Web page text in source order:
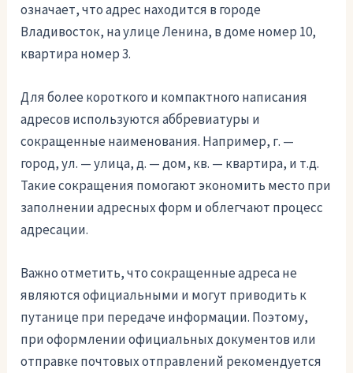
означает, что адрес находится в городе
Владивосток, на улице Ленина, в доме номер 10,
квартира номер 3.
Для более короткого и компактного написания
адресов используются аббревиатуры и
сокращенные наименования. Например, г. —
город, ул. — улица, д. — дом, кв. — квартира, и т.д.
Такие сокращения помогают экономить место при
заполнении адресных форм и облегчают процесс
адресации.
Важно отметить, что сокращенные адреса не
являются официальными и могут приводить к
путанице при передаче информации. Поэтому,
при оформлении официальных документов или
отправке почтовых отправлений рекомендуется